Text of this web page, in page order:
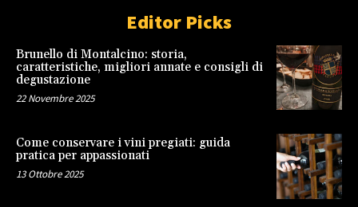
Editor Picks
Brunello di Montalcino: storia,
caratteristiche, migliori annate e consigli di
degustazione
22 Novembre 2025
Come conservare i vini pregiati: guida
pratica per appassionati
13 Ottobre 2025